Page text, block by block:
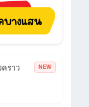
ราว
NEW